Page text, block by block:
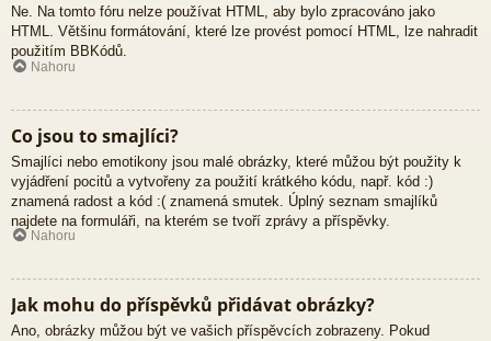
Ne. Na tomto fóru nelze používat HTML, aby bylo zpracováno jako
HTML. Většinu formátování, které lze provést pomocí HTML, lze nahradit
použitím BBKódů.
Nahoru
Co jsou to smajlíci?
Smajlíci nebo emotikony jsou malé obrázky, které můžou být použity k
vyjádření pocitů a vytvořeny za použití krátkého kódu, např. kód :)
znamená radost a kód :( znamená smutek. Úplný seznam smajlíků
najdete na formuláři, na kterém se tvoří zprávy a příspěvky.
Nahoru
Jak mohu do příspěvků přidávat obrázky?
Ano, obrázky můžou být ve vašich příspěvcích zobrazeny. Pokud